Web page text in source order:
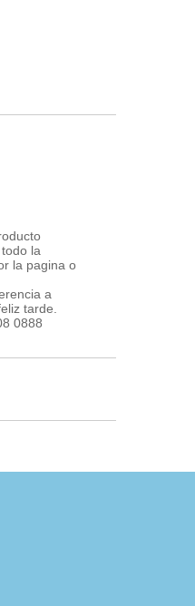
la
la pagina o
a
tarde.
0888